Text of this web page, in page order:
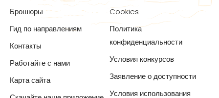
Брошюры
Гид по направлениям
Контакты
Работайте с нами
Карта сайта
Cookies
Политика
конфиденциальности
Условия конкурсов
Заявление о доступности
Условия использования